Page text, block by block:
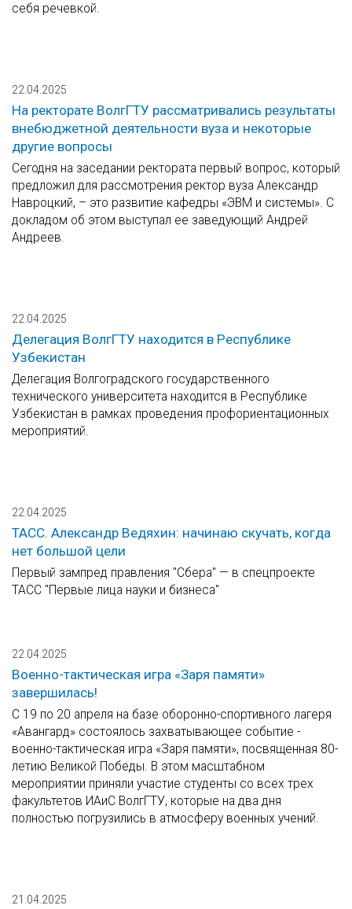
себя речевкой.
22.04.2025
На ректорате ВолгГТУ рассматривались результаты
внебюджетной деятельности вуза и некоторые
другие вопросы
Сегодня на заседании ректората первый вопрос, который
предложил для рассмотрения ректор вуза Александр
Навроцкий, – это развитие кафедры «ЭВМ и системы». С
докладом об этом выступал ее заведующий Андрей
Андреев.
22.04.2025
Делегация ВолгГТУ находится в Республике
Узбекистан
Делегация Волгоградского государственного
технического университета находится в Республике
Узбекистан в рамках проведения профориентационных
мероприятий.
22.04.2025
ТАСС. Александр Ведяхин: начинаю скучать, когда
нет большой цели
Первый зампред правления "Сбера" — в спецпроекте
ТАСС "Первые лица науки и бизнеса"
22.04.2025
Военно-тактическая игра «Заря памяти»
завершилась!
С 19 по 20 апреля на базе оборонно-спортивного лагеря
«Авангард» состоялось захватывающее событие -
военно-тактическая игра «Заря памяти», посвященная 80-
летию Великой Победы. В этом масштабном
мероприятии приняли участие студенты со всех трех
факультетов ИАиС ВолгГТУ, которые на два дня
полностью погрузились в атмосферу военных учений.
21.04.2025